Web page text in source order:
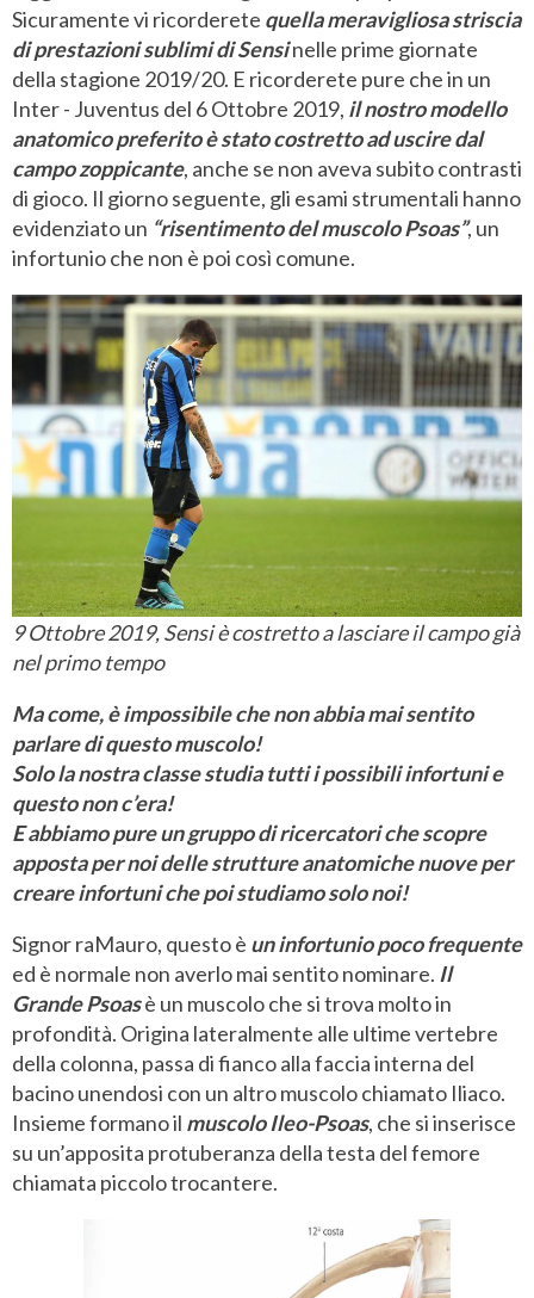
Sicuramente vi ricorderete quella meravigliosa striscia
di prestazioni sublimi di Sensinelle prime giornate
della stagione 2019/20. E ricorderete pure che in un
Inter - Juventus del 6 Ottobre 2019, il nostro modello
anatomico preferito è stato costretto ad uscire dal
campo zoppicante, anche se non aveva subito contrasti
di gioco. Il giorno seguente, gli esami strumentali hanno
evidenziato un “risentimento del muscolo Psoas”, un
infortunio che non è poi così comune.
9 Ottobre 2019, Sensi è costretto a lasciare il campo già
nel primo tempo
Ma come, è impossibile che non abbia mai sentito
parlare di questo muscolo!
Solo la nostra classe studia tutti i possibili infortuni e
questo non c’era!
E abbiamo pure un gruppo di ricercatori che scopre
apposta per noi delle strutture anatomiche nuove per
creare infortuni che poi studiamo solo noi!
Signor raMauro, questo è un infortunio poco frequente
ed è normale non averlo mai sentito nominare. Il
Grande Psoasè un muscolo che si trova molto in
profondità. Origina lateralmente alle ultime vertebre
della colonna, passa di fianco alla faccia interna del
bacino unendosi con un altro muscolo chiamato Iliaco.
Insieme formano il muscolo Ileo-Psoas, che si inserisce
su un’apposita protuberanza della testa del femore
chiamata piccolo trocantere.